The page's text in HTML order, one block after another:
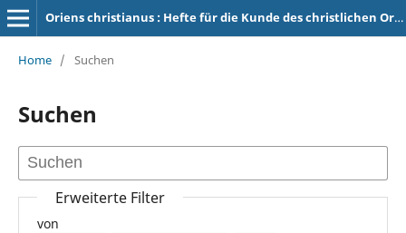
Oriens christianus : Hefte für die Kunde des christlichen Orients
Home / Suchen
Suchen
Erweiterte Filter
von